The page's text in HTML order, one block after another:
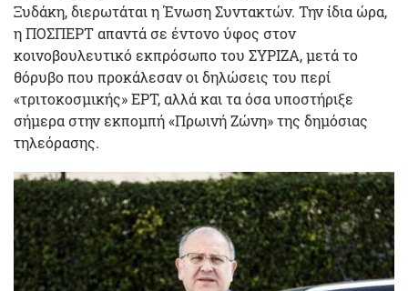
Ξυδάκη, διερωτάται η Ένωση Συντακτών. Την ίδια ώρα,
η ΠΟΣΠΕΡΤ απαντά σε έντονο ύφος στον
κοινοβουλευτικό εκπρόσωπο του ΣΥΡΙΖΑ, μετά το
θόρυβο που προκάλεσαν οι δηλώσεις του περί
«τριτοκοσμικής» ΕΡΤ, αλλά και τα όσα υποστήριξε
σήμερα στην εκπομπή «Πρωινή Ζώνη» της δημόσιας
τηλεόρασης.